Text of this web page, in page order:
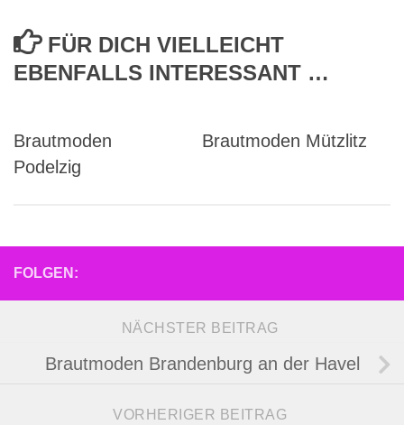
FÜR DICH VIELLEICHT
EBENFALLS INTERESSANT …
Brautmoden
Podelzig
Brautmoden Mützlitz
FOLGEN:
NÄCHSTER BEITRAG
Brautmoden Brandenburg an der Havel
VORHERIGER BEITRAG